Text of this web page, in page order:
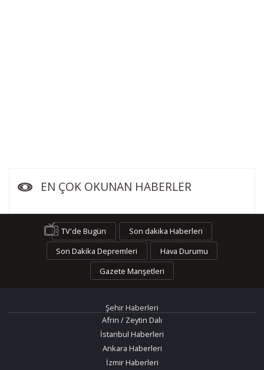
EN ÇOK OKUNAN HABERLER
TV'de Bugün
Son dakika Haberleri
Son Dakika Depremleri
Hava Durumu
Gazete Manşetleri
Şehir Haberleri
Afrin / Zeytin Dalı
İstanbul Haberleri
Ankara Haberleri
İzmir Haberleri